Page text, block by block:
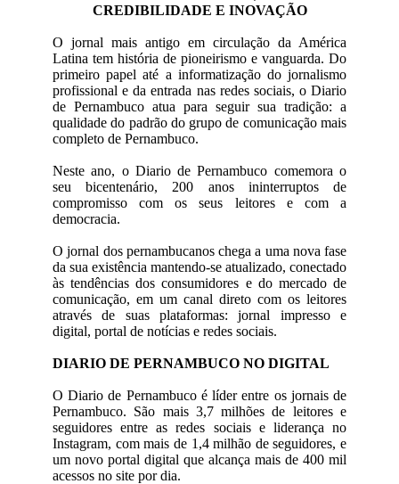
CREDIBILIDADE E INOVAÇÃO
O jornal mais antigo em circulação da América
Latina tem história de pioneirismo e vanguarda. Do
primeiro papel até a informatização do jornalismo
profissional e da entrada nas redes sociais, o Diario
de Pernambuco atua para seguir sua tradição: a
qualidade do padrão do grupo de comunicação mais
completo de Pernambuco.
Neste ano, o Diario de Pernambuco comemora o
seu bicentenário, 200 anos ininterruptos de
compromisso com os seus leitores e com a
democracia.
O jornal dos pernambucanos chega a uma nova fase
da sua existência mantendo-se atualizado, conectado
às tendências dos consumidores e do mercado de
comunicação, em um canal direto com os leitores
através de suas plataformas: jornal impresso e
digital, portal de notícias e redes sociais.
DIARIO DE PERNAMBUCO NO DIGITAL
O Diario de Pernambuco é líder entre os jornais de
Pernambuco. São mais 3,7 milhões de leitores e
seguidores entre as redes sociais e liderança no
Instagram, com mais de 1,4 milhão de seguidores, e
um novo portal digital que alcança mais de 400 mil
acessos no site por dia.